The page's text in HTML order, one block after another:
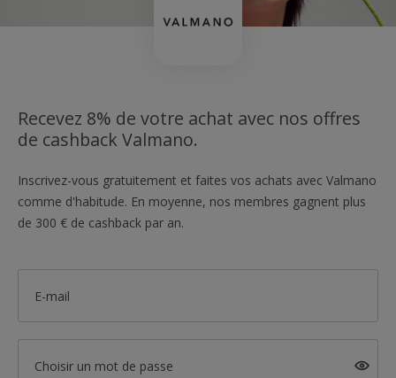
Recevez 8% de votre achat avec nos offres
de cashback Valmano.
Inscrivez-vous gratuitement et faites vos achats avec Valmano
comme d'habitude. En moyenne, nos membres gagnent plus
de 300 € de cashback par an.
E-mail
Choisir un mot de passe